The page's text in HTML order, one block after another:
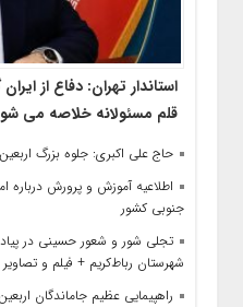
استاندار تهران: دفاع از
قلم مسئولانه خلاصه می
حاج‌ علی‌ اکبری: جلوه بزرگ
جنوبی کشور
تجلی شور و شعور حسینی در
شهرستان رباط‌کریم + فیلم و تصاویر
راهپیمایی عظیم جاماندگان